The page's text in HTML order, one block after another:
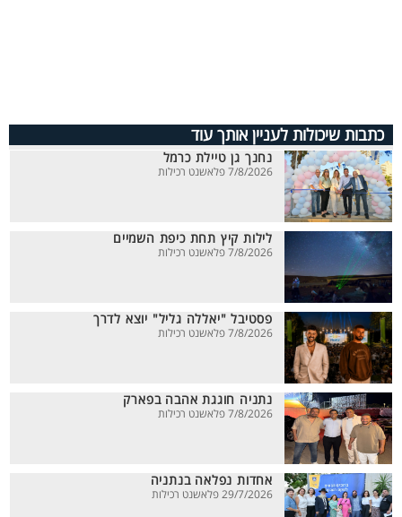
כתבות שיכולות לעניין אותך עוד
נחנך גן טיילת כרמל
7/8/2026 פלאשנט רכילות
לילות קיץ תחת כיפת השמיים
7/8/2026 פלאשנט רכילות
פסטיבל "יאללה גליל" יוצא לדרך
7/8/2026 פלאשנט רכילות
נתניה חוגגת אהבה בפארק
7/8/2026 פלאשנט רכילות
אחדות נפלאה בנתניה
29/7/2026 פלאשנט רכילות